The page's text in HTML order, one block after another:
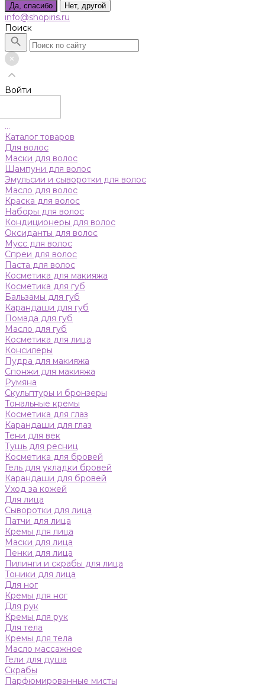
Да, спасибо Нет, другой
info@shopiris.ru
Поиск
Войти
...
Каталог товаров
Для волос
Маски для волос
Шампуни для волос
Эмульсии и сыворотки для волос
Масло для волос
Краска для волос
Наборы для волос
Кондиционеры для волос
Оксиданты для волос
Мусс для волос
Спреи для волос
Паста для волос
Косметика для макияжа
Косметика для губ
Бальзамы для губ
Карандаши для губ
Помада для губ
Масло для губ
Косметика для лица
Консилеры
Пудра для макияжа
Спонжи для макияжа
Румяна
Скульптуры и бронзеры
Тональные кремы
Косметика для глаз
Карандаши для глаз
Тени для век
Тушь для ресниц
Косметика для бровей
Гель для укладки бровей
Карандаши для бровей
Уход за кожей
Для лица
Сыворотки для лица
Патчи для лица
Кремы для лица
Маски для лица
Пенки для лица
Пилинги и скрабы для лица
Тоники для лица
Для ног
Кремы для ног
Для рук
Кремы для рук
Для тела
Кремы для тела
Масло массажное
Гели для душа
Скрабы
Парфюмированные мисты